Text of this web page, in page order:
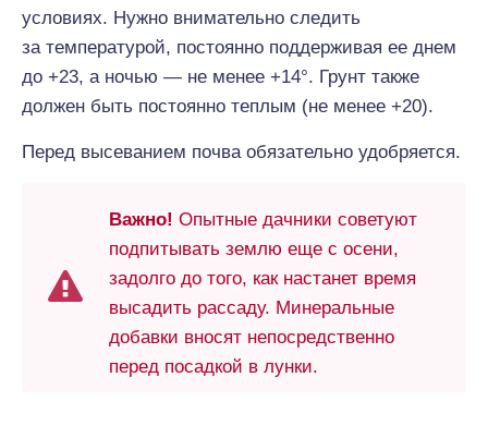
условиях. Нужно внимательно следить
за температурой, постоянно поддерживая ее днем
до +23, а ночью — не менее +14°. Грунт также
должен быть постоянно теплым (не менее +20).
Перед высеванием почва обязательно удобряется.
Важно! Опытные дачники советуют
подпитывать землю еще с осени,
задолго до того, как настанет время
высадить рассаду. Минеральные
добавки вносят непосредственно
перед посадкой в лунки.